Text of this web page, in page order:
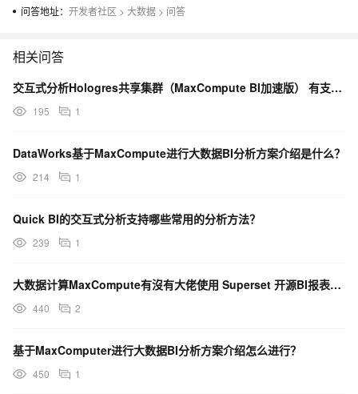
问答地址： 开发者社区 > 大数据 > 问答
相关问答
交互式分析Hologres共享集群（MaxCompute BI加速版） 有支持张家口地区吗
195 1
DataWorks基于MaxCompute进行大数据BI分析方案介绍是什么？
214 1
Quick BI的交互式分析支持哪些常用的分析方法？
239 1
大数据计算MaxCompute有沒有大佬使用 Superset 开源BI报表工具对数据进行分析？
440 2
基于MaxComputer进行大数据BI分析方案介绍怎么进行？
450 1